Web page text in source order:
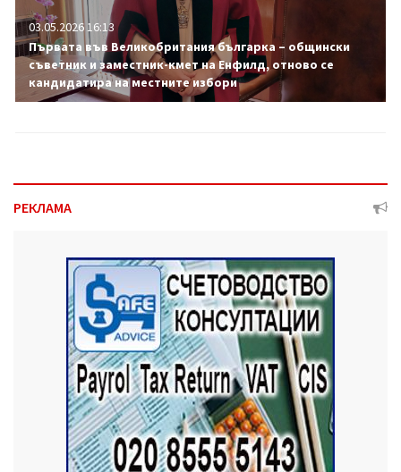
03.05.2026 16:13
Първата във Великобритания българка – общински
съветник и заместник-кмет на Енфилд, отново се
кандидатира на местните избори
РЕКЛАМА